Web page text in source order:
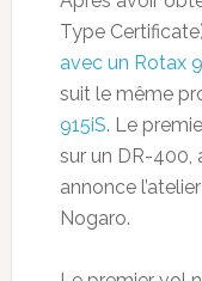
Type
avec un Rotax
suit le même
915iS. Le
sur un DR-400,
annonce
Nogaro.